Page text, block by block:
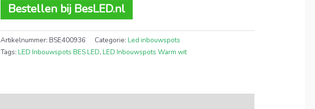
Bestellen bij BesLED.nl
Artikelnummer:BSE400936 Categorie:Led inbouwspots
Tags:LED Inbouwspots BES LED,LED Inbouwspots Warm wit